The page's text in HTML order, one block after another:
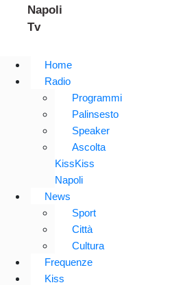
Napoli
Tv
Home
Radio
Programmi
Palinsesto
Speaker
Ascolta
KissKiss
Napoli
News
Sport
Città
Cultura
Frequenze
Kiss